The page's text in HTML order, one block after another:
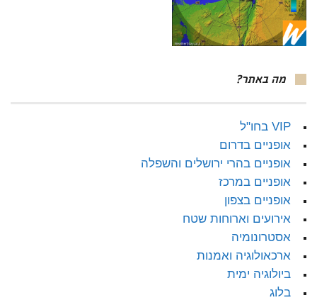
מה באתר?
VIP בחו"ל
אופניים בדרום
אופניים בהרי ירושלים והשפלה
אופניים במרכז
אופניים בצפון
אירועים וארוחות שטח
אסטרונומיה
ארכאולוגיה ואמנות
ביולוגיה ימית
בלוג